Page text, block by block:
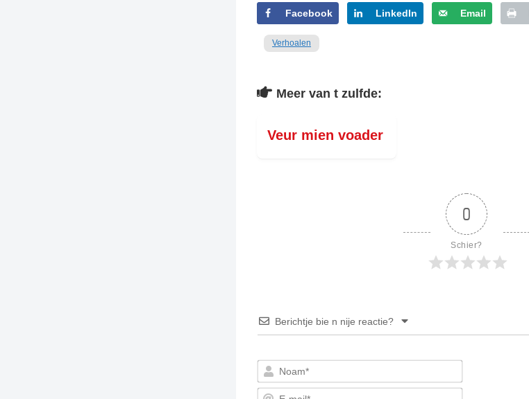
Facebook LinkedIn Email
Verhoalen
Meer van t zulfde:
Veur mien voader
0
Schier?
Berichtje bie n nije reactie?
Noam*
E-